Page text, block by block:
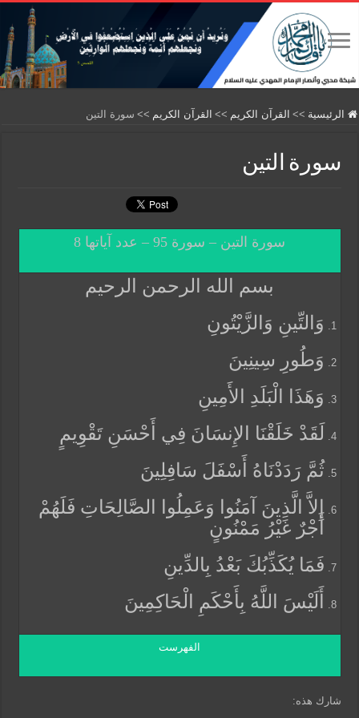
الرئيسية >> القرآن الكريم >> القرآن الكريم >> سورة التين
سورة التين
سورة التين – سورة 95 – عدد آياتها 8
بسم الله الرحمن الرحيم
وَالتِّينِ وَالزَّيْتُونِ
وَطُورِ سِينِينَ
وَهَذَا الْبَلَدِ الأَمِينِ
لَقَدْ خَلَقْنَا الإِنسَانَ فِي أَحْسَنِ تَقْوِيمٍ
ثُمَّ رَدَدْنَاهُ أَسْفَلَ سَافِلِينَ
إِلاَّ الَّذِينَ آمَنُوا وَعَمِلُوا الصَّالِحَاتِ فَلَهُمْ
أَجْرٌ غَيْرُ مَمْنُونٍ
فَمَا يُكَذِّبُكَ بَعْدُ بِالدِّينِ
أَلَيْسَ اللَّهُ بِأَحْكَمِ الْحَاكِمِينَ
الفهرست
شارك هذه: